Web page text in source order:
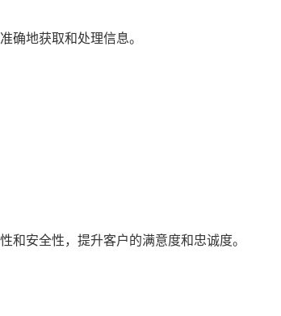
确地获取和处理信息。
和安全性，提升客户的满意度和忠诚度。